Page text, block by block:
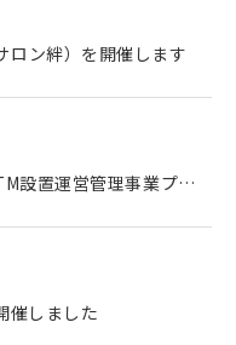
ロン絆）を開催します
中津市民病院売店・自動販売機・ATM設置運営管理事業プロポーザル（公告）
催しました